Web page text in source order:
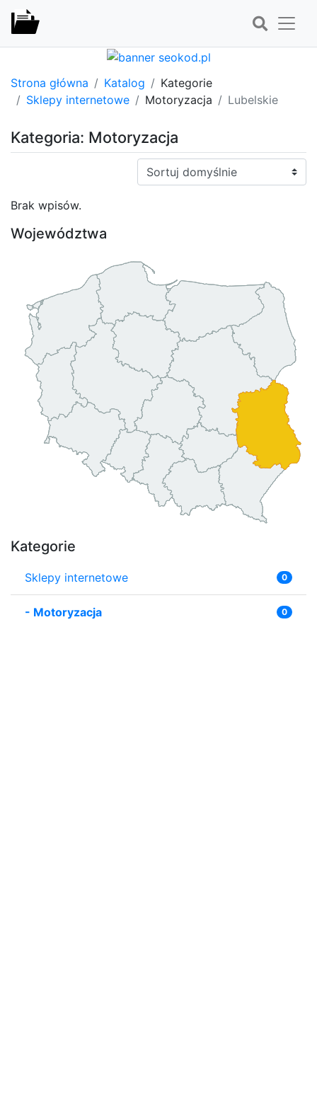
Strona główna Katalog
Kategorie
Sklepy internetowe
Motoryzacja Lubelskie
Kategoria: Motoryzacja
Sortuj:
Brak wpisów.
Województwa
Kategorie
Sklepy internetowe 0
- Motoryzacja 0